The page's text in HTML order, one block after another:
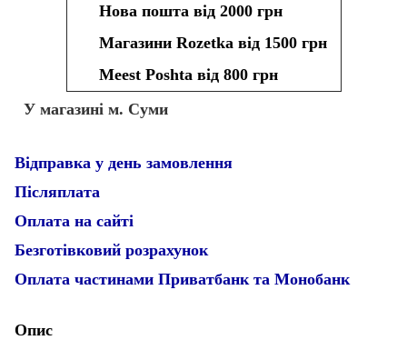
Нова пошта від 2000 грн
Магазини Rozetka від 1500 грн
Meest Poshta від 800 грн
У магазині м. Суми
Відправка у день замовлення
Післяплата
Оплата на сайті
Безготівковий розрахунок
Оплата частинами Приватбанк та Монобанк
Опис